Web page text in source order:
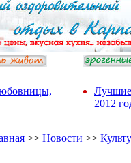
Лучшие
2012
>>Новости >>